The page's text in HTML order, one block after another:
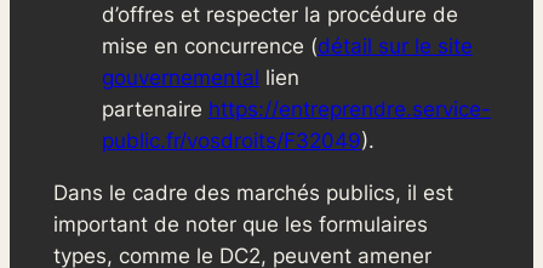
d’offres et respecter la procédure de
mise en concurrence (détail sur le site
gouvernemental lien
partenaire https://entreprendre.service-
public.fr/vosdroits/F32049).
Dans le cadre des marchés publics, il est
important de noter que les formulaires
types, comme le DC2, peuvent amener